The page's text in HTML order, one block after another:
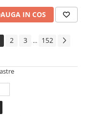
IN COS
2 3 ... 152